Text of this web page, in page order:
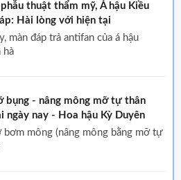
thuật thẩm mỹ, Á hậu Kiều
Hài lòng với hiện tại
hà
bụng - nâng mông mỡ tự thân
ngày nay - Hoa hậu Kỳ Duyên